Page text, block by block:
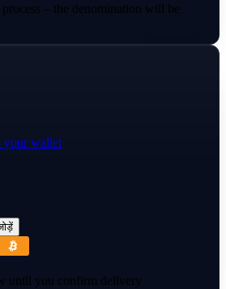
– the denomination will be
your wallet
until you confirm delivery